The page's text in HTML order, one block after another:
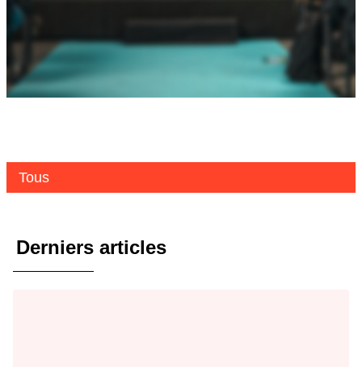
Tous
Derniers articles